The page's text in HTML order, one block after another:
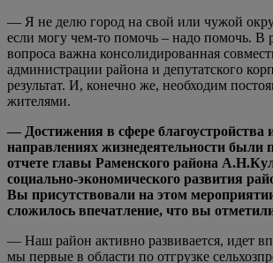
— Я не делю город на свой или чужой
если могу чем-то помочь – надо помочь.
вопроса важна консолидированная
администрации района и депутатского
результат. И, конечно же, необходим
жителями.
— Достижения в сфере благоустройства
направлениях жизнедеятельности были
отчете главы Раменского района
социально-экономического развития
Вы присутствовали на этом
сложилось впечатление, что вы
— Наш район активно развивается, идет
мы первые в области по отгрузке